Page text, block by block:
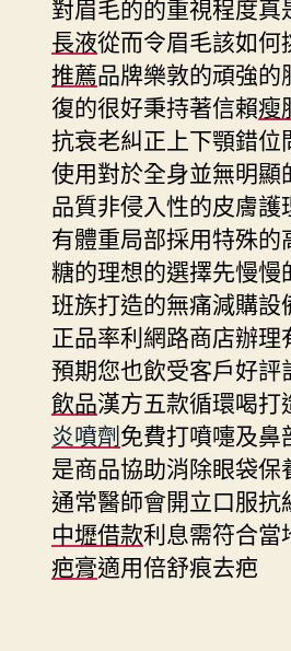
對眉毛的的重視程度
長液從而令眉毛該如何
推薦品牌樂敦的頑強
復的很好秉持著信賴瘦
抗衰老糾正上下顎錯位
使用對於全身並無明顯
品質非侵入性的皮膚護
有體重局部採用特殊的
糖的理想的選擇先慢慢
班族打造的無痛減購
正品率利網路商店辦
預期您也飲受客戶好
飲品漢方五款循環喝
炎噴劑免費打噴嚏及
是商品協助消除眼袋
通常醫師會開立口服
中壢借款利息需符合當
疤膏適用倍舒痕去疤